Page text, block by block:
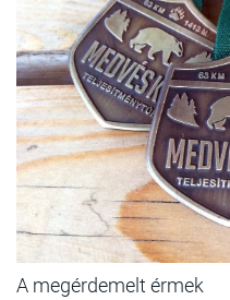
A megérdemelt érmek